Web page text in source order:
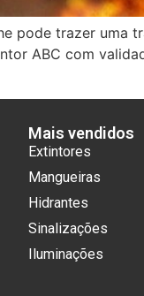
pode trazer uma
ABC com
Mais vendidos
Extintores
Mangueiras
Hidrantes
Sinalizações
Iluminações